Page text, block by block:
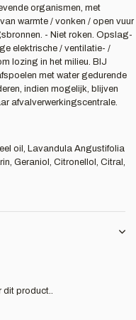
organismen, met
warmte / vonken / open vuur
- Niet roken. Opslag-
elektrische / ventilatie- /
lozing in het milieu. BIJ
met water gedurende
indien mogelijk, blijven
afvalverwerkingscentrale.
oil, Lavandula Angustifolia
Geraniol, Citronellol, Citral,
dit product..